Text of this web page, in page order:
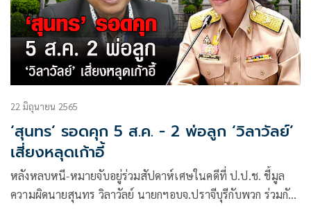
22 มิถุนายน 2565
‘สุนทร’ รอดคุก 5 ส.ค. - 2 พ่อลูก ‘วิลาวัลย์’
เสี่ยงหลุดเก้าอี้
หลังหลบหนี-หมายจับอยู่ร่วมสัปดาห์เศษในคดีที่ ป.ป.ช. ชี้มูล
ความผิดนายสุนทร วิลาวัลย์ นายกฯอบจ.ปราจีบุรีกับพวก ร่วมกัน